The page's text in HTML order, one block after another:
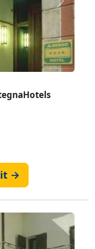
Weiter
→